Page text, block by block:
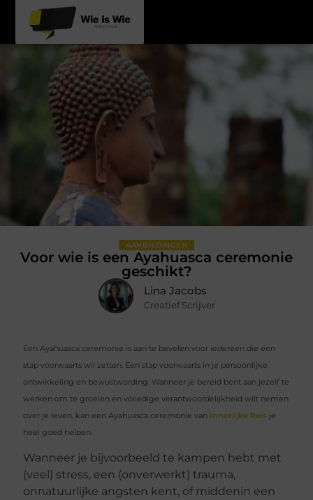
AANBIEDINGEN
Voor wie is een Ayahuasca ceremonie
geschikt?
Lina Jacobs
Creatief Scrijver
Een Ayahuasca ceremonie is aan te bevelen voor iedereen die een
stap voorwaarts wil zetten. Een stap voorwaarts in je persoonlijke
ontwikkeling en bewustwording. Wanneer je bereid bent aan jezelf te
werken om te groeien en volledige verantwoordelijkheid wilt nemen
over je leven, kan een Ayahuasca ceremonie van Innerlijke Reis je
heel goed helpen.
Wanneer je bijvoorbeeld te kampen hebt met
(veel) stress, een (onverwerkt) trauma,
onnatuurlijke angsten kent, of middenin een